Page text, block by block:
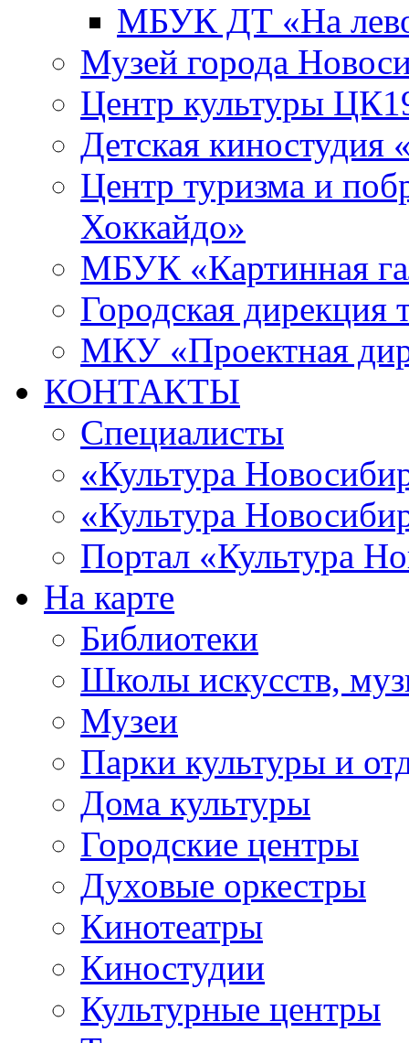
МБУК ДТ «На
Музей города
Центр культуры
Детская киностудия
Центр туризма и
Хоккайдо»
МБУК «Картинная
Городская дирекция
МКУ «Проектная
КОНТАКТЫ
Специалисты
«Культура
«Культура
Портал «Культура
На карте
Библиотеки
Школы искусств,
Музеи
Парки культуры и
Дома культуры
Городские центры
Духовые оркестры
Кинотеатры
Киностудии
Культурные центры